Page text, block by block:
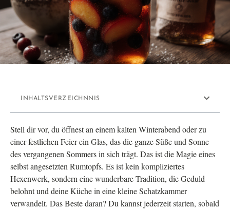
INHALTSVERZEICHNNIS
Stell dir vor, du öffnest an einem kalten Winterabend oder zu
einer festlichen Feier ein Glas, das die ganze Süße und Sonne
des vergangenen Sommers in sich trägt. Das ist die Magie eines
selbst angesetzten Rumtopfs. Es ist kein kompliziertes
Hexenwerk, sondern eine wunderbare Tradition, die Geduld
belohnt und deine Küche in eine kleine Schatzkammer
verwandelt. Das Beste daran? Du kannst jederzeit starten, sobald